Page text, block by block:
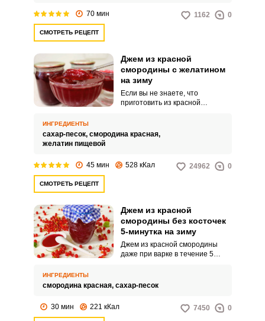
желе, которое прекрасно
70 мин 1162 0
СМОТРЕТЬ РЕЦЕПТ
Джем из красной
смородины с желатином
на зиму
Если вы не знаете, что
приготовить из красной
сварить джем с желатином.
получается вкусное лакомство,
богатое большим количеством
ИНГРЕДИЕНТЫ
сахар-песок, смородина красная,
желатин пищевой
45 мин 528 кКал 24962 0
СМОТРЕТЬ РЕЦЕПТ
Джем из красной
смородины без косточек
5-минутка на зиму
Джем из красной смородины
даже при варке в течение 5
этой ягоде большого количества
приготовления джема простой:
сначала смородина доводится
ИНГРЕДИЕНТЫ
смородина красная, сахар-песок
30 мин 221 кКал 7450 0